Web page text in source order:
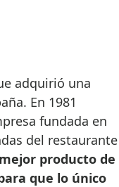
adquirió una
En 1981
fundada en
del restaurante
producto de
que lo único